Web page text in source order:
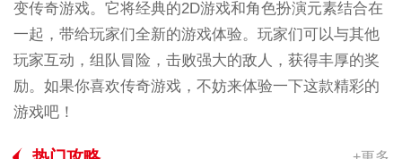
变传奇游戏。它将经典的2D游戏和角色扮演元素结合在
一起，带给玩家们全新的游戏体验。玩家们可以与其他
玩家互动，组队冒险，击败强大的敌人，获得丰厚的奖
励。如果你喜欢传奇游戏，不妨来体验一下这款精彩的
游戏吧！